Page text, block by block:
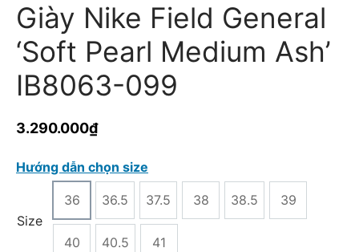
Giày Nike Field General
‘Soft Pearl Medium Ash’
IB8063-099
3.290.000₫
Hướng dẫn chọn size
Size
36 36.5 37.5 38 38.5 39
40 40.5 41